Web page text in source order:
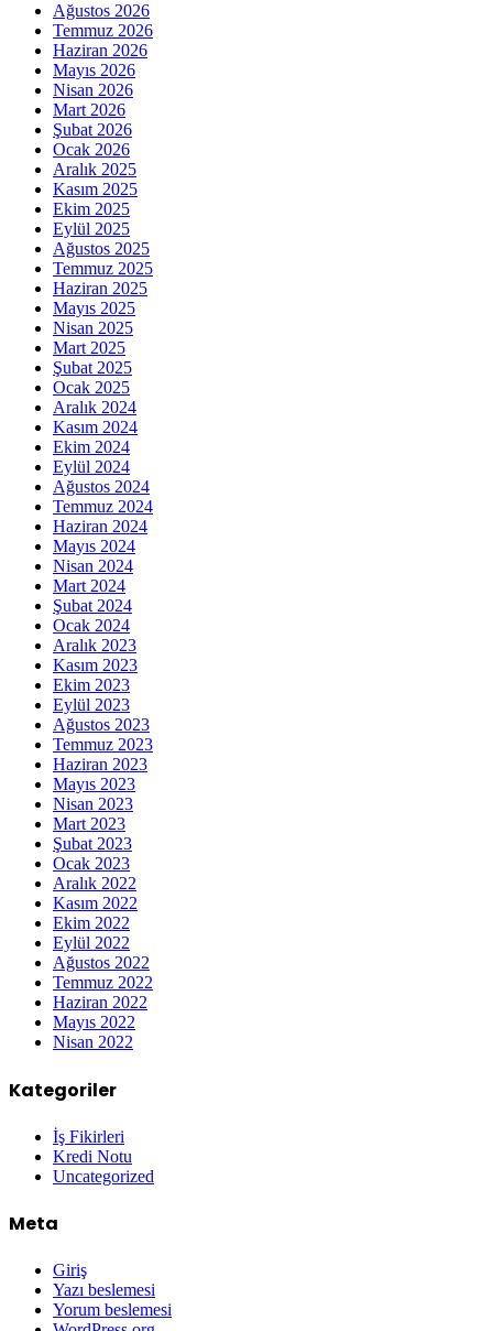
Ağustos 2026
Temmuz 2026
Haziran 2026
Mayıs 2026
Nisan 2026
Mart 2026
Şubat 2026
Ocak 2026
Aralık 2025
Kasım 2025
Ekim 2025
Eylül 2025
Ağustos 2025
Temmuz 2025
Haziran 2025
Mayıs 2025
Nisan 2025
Mart 2025
Şubat 2025
Ocak 2025
Aralık 2024
Kasım 2024
Ekim 2024
Eylül 2024
Ağustos 2024
Temmuz 2024
Haziran 2024
Mayıs 2024
Nisan 2024
Mart 2024
Şubat 2024
Ocak 2024
Aralık 2023
Kasım 2023
Ekim 2023
Eylül 2023
Ağustos 2023
Temmuz 2023
Haziran 2023
Mayıs 2023
Nisan 2023
Mart 2023
Şubat 2023
Ocak 2023
Aralık 2022
Kasım 2022
Ekim 2022
Eylül 2022
Ağustos 2022
Temmuz 2022
Haziran 2022
Mayıs 2022
Nisan 2022
Kategoriler
İş Fikirleri
Kredi Notu
Uncategorized
Meta
Giriş
Yazı beslemesi
Yorum beslemesi